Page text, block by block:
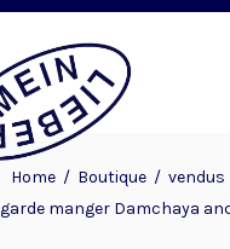
Home/ Boutique/ vendus
garde manger Damchaya